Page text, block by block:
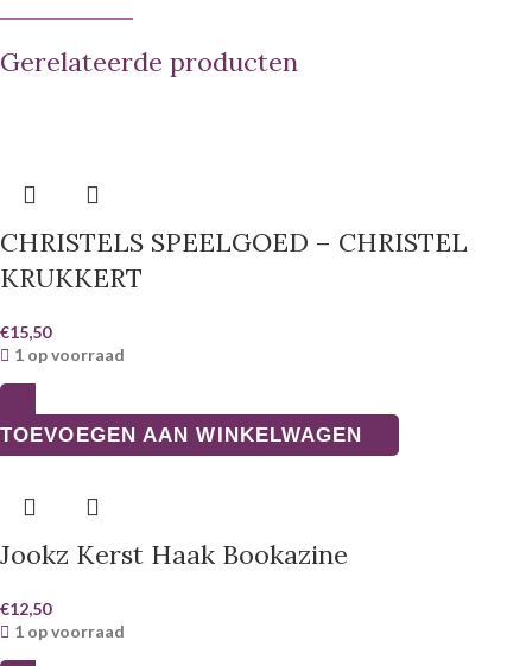
Gerelateerde producten
CHRISTELS SPEELGOED – CHRISTEL
KRUKKERT
€15,50
1 op voorraad
TOEVOEGEN AAN WINKELWAGEN
Jookz Kerst Haak Bookazine
€12,50
1 op voorraad